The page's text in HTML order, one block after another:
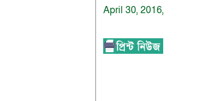
April 30, 2016,